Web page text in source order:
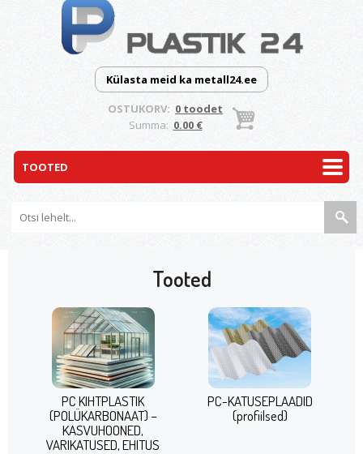
Külasta meid ka metall24.ee
OSTUKORV: 0 toodet
Summa: 0.00 €
Tooted
PC KIHTPLASTIK
(POLÜKARBONAAT) –
KASVUHOONED,
VARIKATUSED, EHITUS
PC-KATUSEPLAADID
(profiilsed)